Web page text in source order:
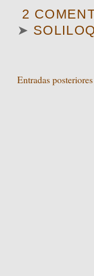
2
➤
Entradas posteriores